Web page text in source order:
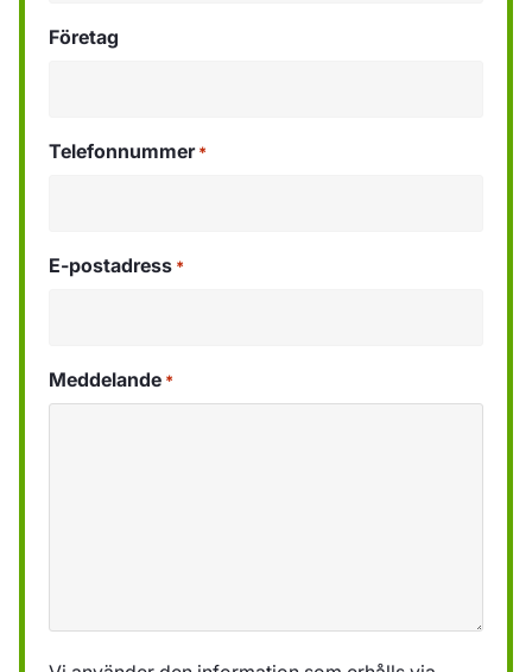
Företag
Telefonnummer *
E-postadress *
Meddelande *